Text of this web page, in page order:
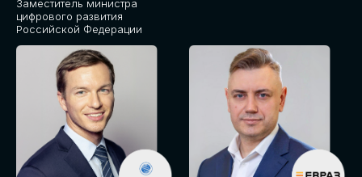
Заместитель министра
цифрового развития
Российской Федерации